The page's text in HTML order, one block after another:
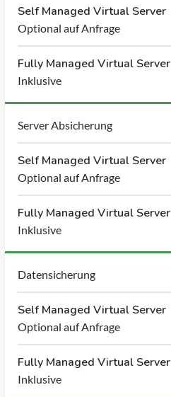
Self Managed Virtual Server
Optional auf Anfrage
Fully Managed Virtual Server
Inklusive
Server Absicherung
Self Managed Virtual Server
Optional auf Anfrage
Fully Managed Virtual Server
Inklusive
Datensicherung
Self Managed Virtual Server
Optional auf Anfrage
Fully Managed Virtual Server
Inklusive